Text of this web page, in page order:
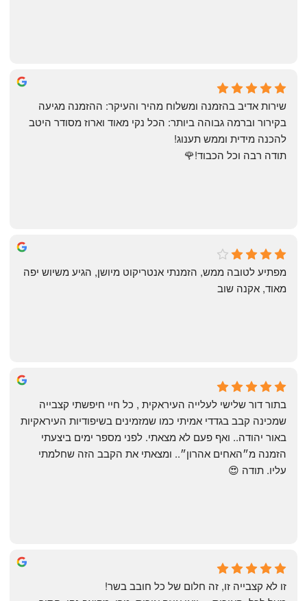
May Azulay
a month ago
michal gottfried
4 months ago
להכנה מידית וממש תענוג!
תודה רבה וכל הכבוד!🌹
שי
4 months ago
מאוד, אקנה שוב
Yonatan Menashe
6 months ago
עליו. תודה 😍
זו לא קצבייה זו, זה חלום של כל חובב בשר!